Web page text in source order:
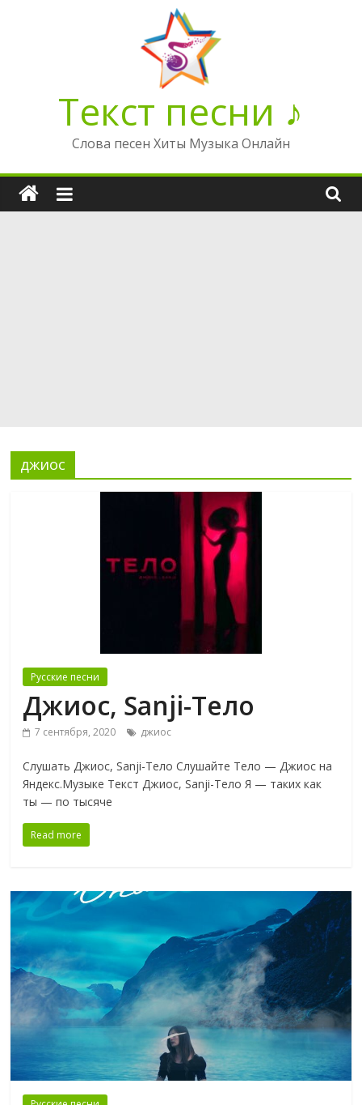
Текст песни ♪
Слова песен Хиты Музыка Онлайн
джиос
Русские песни
Джиос, Sanji-Тело
7 сентября, 2020 джиос
Слушать Джиос, Sanji-Тело Слушайте Тело — Джиос на
Яндекс.Музыке Текст Джиос, Sanji-Тело Я — таких как
ты — по тысяче
Read more